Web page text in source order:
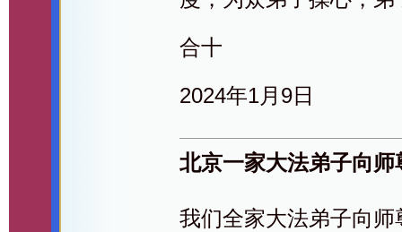
合十
2024年1月9日
北京一家大法弟子向师
我们全家大法弟子向